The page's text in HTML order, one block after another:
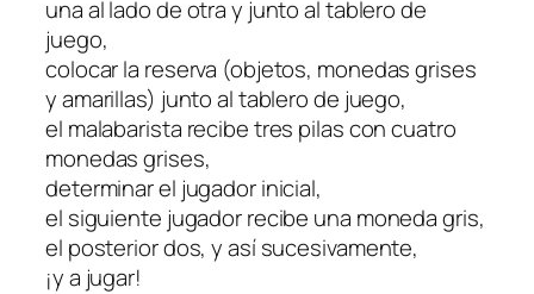
una al lado de otra y junto al tablero de
juego,
colocar la reserva (objetos, monedas grises
y amarillas) junto al tablero de juego,
el malabarista recibe tres pilas con cuatro
monedas grises,
determinar el jugador inicial,
el siguiente jugador recibe una moneda gris,
el posterior dos, y así sucesivamente,
¡y a jugar!